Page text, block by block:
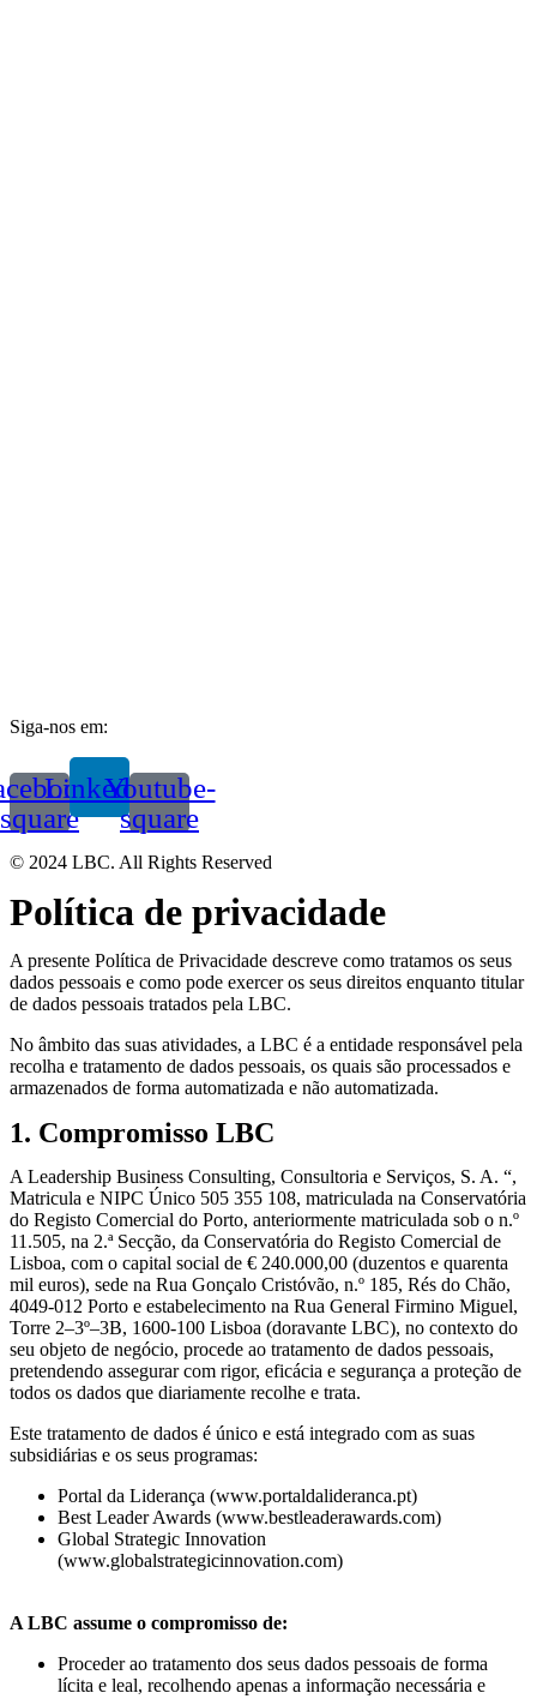
Siga-nos em:
square
LinkedinYoutube-
square
© 2024 LBC. All Rights Reserved
Política de privacidade
A presente Política de Privacidade descreve como tratamos os seus
dados pessoais e como pode exercer os seus direitos enquanto titular
de dados pessoais tratados pela LBC.
No âmbito das suas atividades, a LBC é a entidade responsável pela
recolha e tratamento de dados pessoais, os quais são processados e
armazenados de forma automatizada e não automatizada.
1. Compromisso LBC
A Leadership Business Consulting, Consultoria e Serviços, S. A. “,
Matricula e NIPC Único 505 355 108, matriculada na Conservatória
do Registo Comercial do Porto, anteriormente matriculada sob o n.º
11.505, na 2.ª Secção, da Conservatória do Registo Comercial de
Lisboa, com o capital social de € 240.000,00 (duzentos e quarenta
mil euros), sede na Rua Gonçalo Cristóvão, n.º 185, Rés do Chão,
4049-012 Porto e estabelecimento na Rua General Firmino Miguel,
Torre 2–3º–3B, 1600-100 Lisboa (doravante LBC), no contexto do
seu objeto de negócio, procede ao tratamento de dados pessoais,
pretendendo assegurar com rigor, eficácia e segurança a proteção de
todos os dados que diariamente recolhe e trata.
Este tratamento de dados é único e está integrado com as suas
subsidiárias e os seus programas:
Portal da Liderança (www.portaldalideranca.pt)
Best Leader Awards (www.bestleaderawards.com)
Global Strategic Innovation
(www.globalstrategicinnovation.com)
A LBC assume o compromisso de:
Proceder ao tratamento dos seus dados pessoais de forma
lícita e leal, recolhendo apenas a informação necessária e